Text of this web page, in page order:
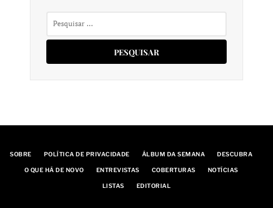
SOBRE POLÍTICA DE PRIVACIDADE ÁLBUM DA SEMANA DESCUBRA
O QUE HÁ DE NOVO ENTREVISTAS COBERTURAS NOTÍCIAS
LISTAS EDITORIAL